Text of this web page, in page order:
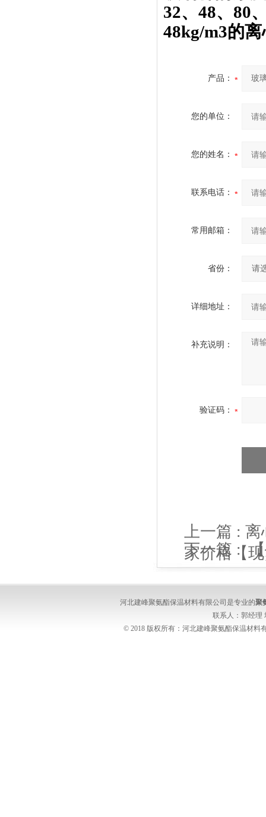
32、48、80
48kg/m3的
产品：
您的单位：
您的姓名：
联系电话：
常用邮箱：
省份：
详细地址：
补充说明：
验证码：
上一篇 : 离
家价格【
下一篇 :
表】
河北建峰聚氨酯保温材料有限公司是专业的聚
联系人：郭经理
© 2018 版权所有：河北建峰聚氨酯保温材